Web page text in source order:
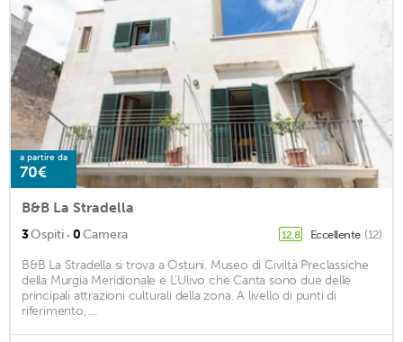
a partire da
70€
B&B La Stradella
3Ospiti · 0Camera 12,8 Eccellente (12)
B&B La Stradella si trova a Ostuni. Museo di Civiltà Preclassiche
della Murgia Meridionale e L'Ulivo che Canta sono due delle
principali attrazioni culturali della zona. A livello di punti di
riferimento, ...